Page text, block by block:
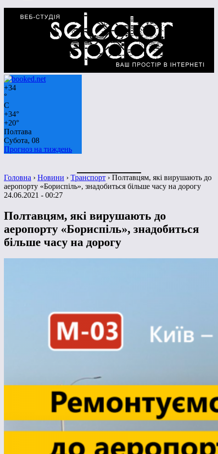
+34
°
C
+34°
+20°
Полтава
Субота, 08
Прогноз на тиждень
Головна › Новини › Транспорт › Полтавцям, які вирушають до
аеропорту «Бориспіль», знадобиться більше часу на дорогу
24.06.2021 - 00:27
Полтавцям, які вирушають до
аеропорту «Бориспіль», знадобиться
більше часу на дорогу